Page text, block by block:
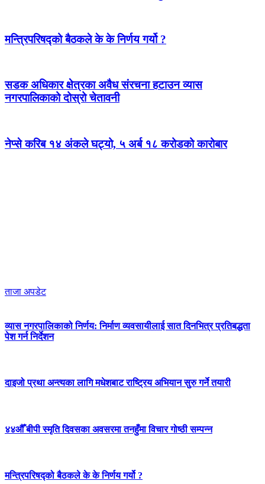
मन्त्रिपरिषद्को बैठकले के के निर्णय गर्यो ?
सडक अधिकार क्षेत्रका अवैध संरचना हटाउन व्यास
नगरपालिकाको दोस्रो चेतावनी
नेप्से करिब १४ अंकले घट्यो, ५ अर्ब १८ करोडको कारोबार
ताजा अपडेट
व्यास नगरपालिकाको निर्णय: निर्माण व्यवसायीलाई सात दिनभित्र प्रतिबद्धता
पेश गर्न निर्देशन
दाइजो प्रथा अन्त्यका लागि मधेशबाट राष्ट्रिय अभियान सुरु गर्ने तयारी
४४औँ बीपी स्मृति दिवसका अवसरमा तनहुँमा विचार गोष्ठी सम्पन्न
मन्त्रिपरिषद्को बैठकले के के निर्णय गर्यो ?